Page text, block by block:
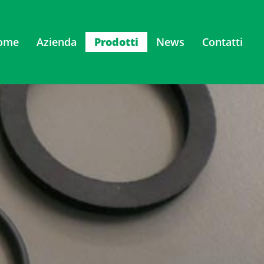
Azienda Prodotti News Contatti